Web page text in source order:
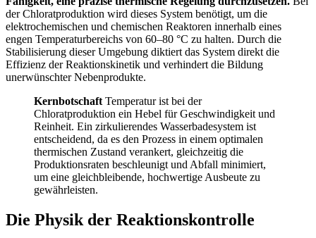
der Chloratproduktion wird dieses System benötigt, um die
elektrochemischen und chemischen Reaktoren innerhalb eines
engen Temperaturbereichs von 60–80 °C zu halten. Durch die
Stabilisierung dieser Umgebung diktiert das System direkt die
Effizienz der Reaktionskinetik und verhindert die Bildung
unerwünschter Nebenprodukte.
Kernbotschaft Temperatur ist bei der
Chloratproduktion ein Hebel für Geschwindigkeit und
Reinheit. Ein zirkulierendes Wasserbadesystem ist
entscheidend, da es den Prozess in einem optimalen
thermischen Zustand verankert, gleichzeitig die
Produktionsraten beschleunigt und Abfall minimiert,
um eine gleichbleibende, hochwertige Ausbeute zu
gewährleisten.
Die Physik der Reaktionskontrolle